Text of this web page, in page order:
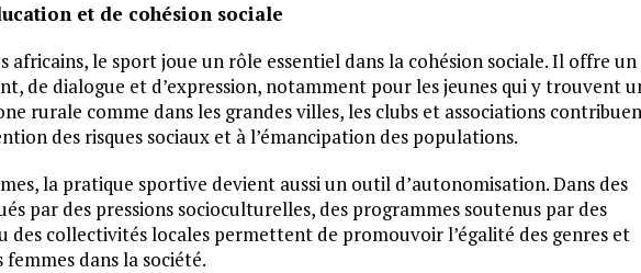
et de cohésion sociale
africains, le sport joue un rôle essentiel dans la cohésion sociale. Il offre un
de dialogue et d’expression, notamment pour les jeunes qui y trouvent
rurale comme dans les grandes villes, les clubs et associations
des risques sociaux et à l’émancipation des populations.
la pratique sportive devient aussi un outil d’autonomisation. Dans des
par des pressions socioculturelles, des programmes soutenus par des
des collectivités locales permettent de promouvoir l’égalité des genres et
dans la société.